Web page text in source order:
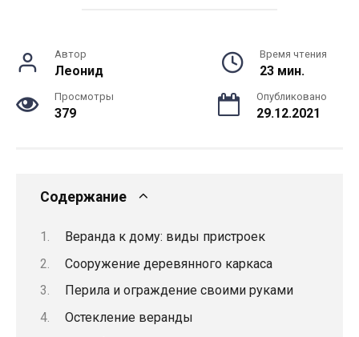
Автор
Леонид
Время чтения
23 мин.
Просмотры
379
Опубликовано
29.12.2021
Содержание
Веранда к дому: виды пристроек
Сооружение деревянного каркаса
Перила и ограждение своими руками
Остекление веранды